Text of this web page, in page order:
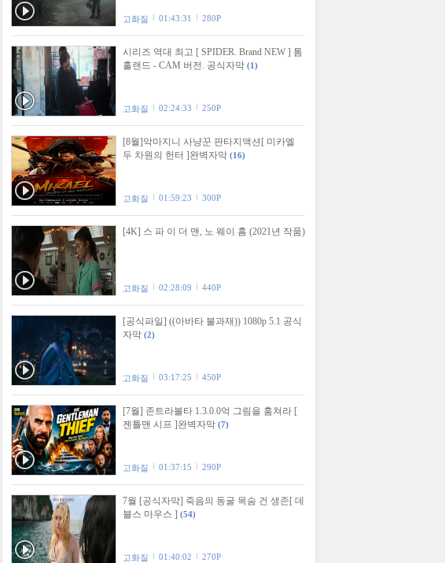
고화질 01:43:31 280P
시리즈 역대 최고 [ SPIDER. Brand NEW ] 톰
홀랜드 - CAM 버전. 공식자막 (1)
고화질 02:24:33 250P
[8월]악마지니 사냥꾼 판타지액션[ 미카엘
두 차원의 헌터 ]완벽자막 (16)
고화질 01:59:23 300P
[4K] 스 파 이 더 맨, 노 웨이 홈 (2021년 작품)
고화질 02:28:09 440P
[공식파일] ((아바타 불과재)) 1080p 5.1 공식
자막 (2)
고화질 03:17:25 450P
[7월] 존트라볼타 1.3.0.0억 그림을 훔쳐라 [
젠틀맨 시프 ]완벽자막 (7)
고화질 01:37:15 290P
7월 [공식자막] 죽음의 동굴 목숨 건 생존[ 데
블스 마우스 ] (54)
고화질 01:40:02 270P